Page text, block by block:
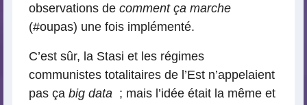
observations de comment ça marche
(#oupas) une fois implémenté.
C’est sûr, la Stasi et les régimes
communistes totalitaires de l’Est n’appelaient
pas ça big data ; mais l’idée était la même et